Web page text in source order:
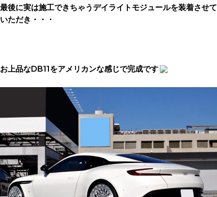
最後に実は施工できちゃうデイライトモジュールを装着させて
いただき・・・
お上品なDB11をアメリカンな感じで完成です